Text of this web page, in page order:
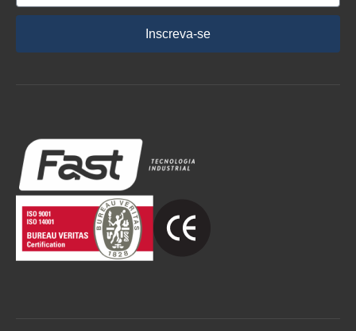
Inscreva-se